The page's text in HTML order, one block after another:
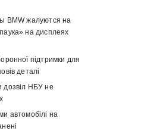
BMW жалуются на
на дисплеях
підтримки для
деталі
дозвіл НБУ не
автомобілі на